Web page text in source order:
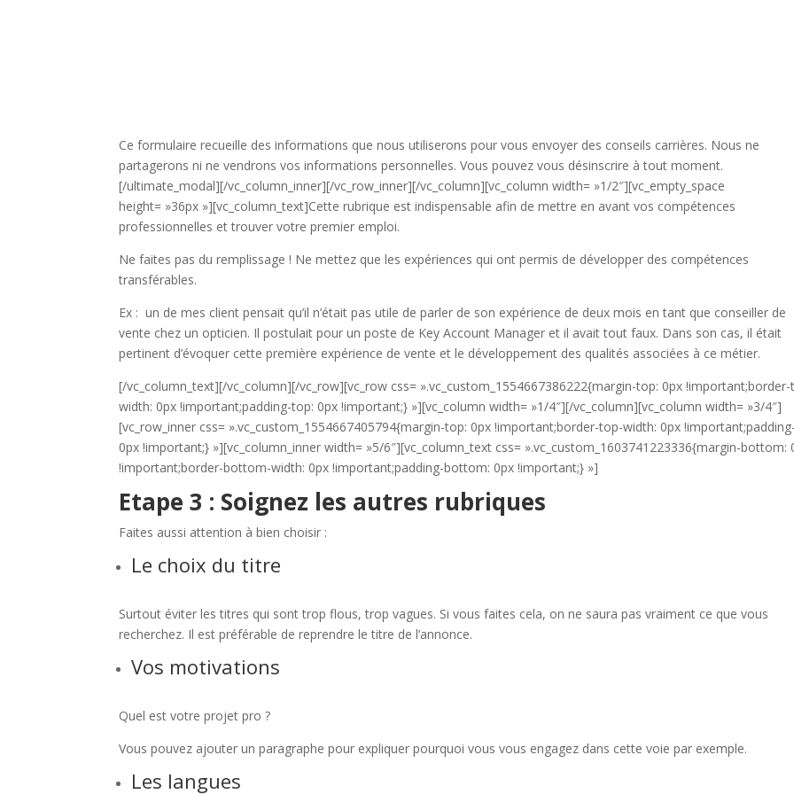
Ce formulaire recueille des informations que nous utiliserons pour vous envoyer des conseils carrières. Nous ne
partagerons ni ne vendrons vos informations personnelles. Vous pouvez vous désinscrire à tout moment.
[/ultimate_modal][/vc_column_inner][/vc_row_inner][/vc_column][vc_column width= »1/2″][vc_empty_space
height= »36px »][vc_column_text]Cette rubrique est indispensable afin de mettre en avant vos compétences
professionnelles et trouver votre premier emploi.
Ne faites pas du remplissage ! Ne mettez que les expériences qui ont permis de développer des compétences
transférables.
Ex : un de mes client pensait qu’il n’était pas utile de parler de son expérience de deux mois en tant que conseiller de
vente chez un opticien. Il postulait pour un poste de Key Account Manager et il avait tout faux. Dans son cas, il était
pertinent d’évoquer cette première expérience de vente et le développement des qualités associées à ce métier.
[/vc_column_text][/vc_column][/vc_row][vc_row css= ».vc_custom_1554667386222{margin-top: 0px
width: 0px !important;padding-top: 0px !important;} »][vc_column width= »1/4″][/vc_column][vc_column width= »3/4″]
[vc_row_inner css= ».vc_custom_1554667405794{margin-top: 0px !important;border-top-width: 0px
0px !important;} »][vc_column_inner width= »5/6″][vc_column_text css= ».vc_custom_1603741223336{margin-bottom:
!important;border-bottom-width: 0px !important;padding-bottom: 0px !important;} »]
Etape 3 : Soignez les autres rubriques
Faites aussi attention à bien choisir :
Le choix du titre
Surtout éviter les titres qui sont trop flous, trop vagues. Si vous faites cela, on ne saura pas vraiment ce que vous
recherchez. Il est préférable de reprendre le titre de l’annonce.
Vos motivations
Quel est votre projet pro ?
Vous pouvez ajouter un paragraphe pour expliquer pourquoi vous vous engagez dans cette voie par exemple.
Les langues